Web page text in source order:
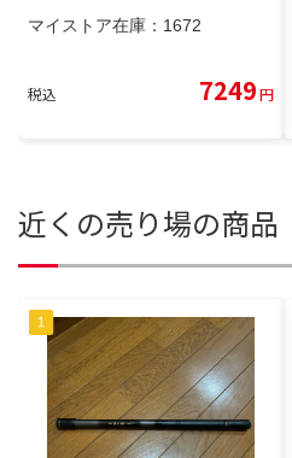
マイストア在庫： 1672
税込 7249円
近くの売り場の商品